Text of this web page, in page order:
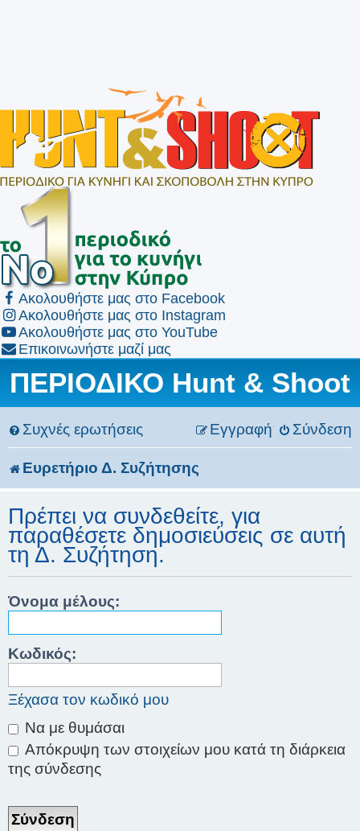
Ακολουθήστε μας στο Facebook
Ακολουθήστε μας στο Instagram
Ακολουθήστε μας στο YouTube
Επικοινωνήστε μαζί μας
ΠΕΡΙΟΔΙΚΟ Hunt & Shoot
Συχνές ερωτήσεις Σύνδεση
Εγγραφή
Ευρετήριο Δ. Συζήτησης
Πρέπει να συνδεθείτε, για
παραθέσετε δημοσιεύσεις σε αυτή
τη Δ. Συζήτηση.
Όνομα μέλους:
Κωδικός:
Ξέχασα τον κωδικό μου
Να με θυμάσαι
Απόκρυψη των στοιχείων μου κατά τη διάρκεια
της σύνδεσης